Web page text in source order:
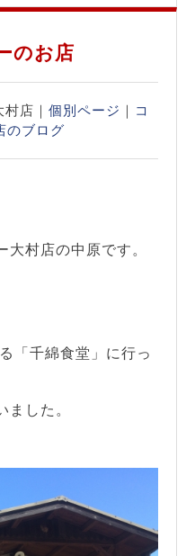
のお店
店｜ 個別ページ ｜ コ
のブログ
村店の中原です。
「千綿食堂」に行っ
ました。